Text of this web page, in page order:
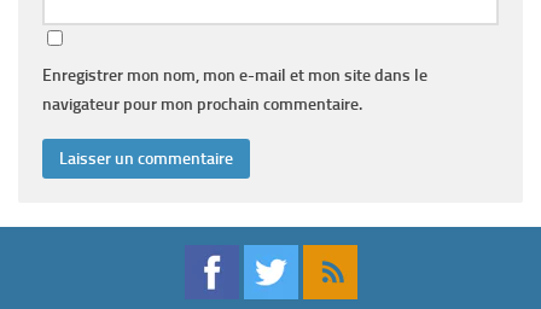
Enregistrer mon nom, mon e-mail et mon site dans le
navigateur pour mon prochain commentaire.